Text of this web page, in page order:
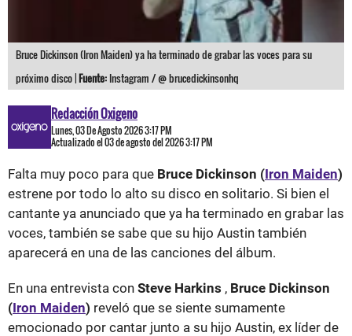
Bruce Dickinson (Iron Maiden) ya ha terminado de grabar las voces para su
próximo disco |Fuente: Instagram / @ brucedickinsonhq
Redacción Oxigeno
Lunes, 03 De Agosto 2026 3:17 PM
Actualizado el 03 de agosto del 2026 3:17 PM
Falta muy poco para que Bruce Dickinson (Iron Maiden)
estrene por todo lo alto su disco en solitario. Si bien el
cantante ya anunciado que ya ha terminado en grabar las
voces, también se sabe que su hijo Austin también
aparecerá en una de las canciones del álbum.
En una entrevista con Steve Harkins , Bruce Dickinson
(Iron Maiden) reveló que se siente sumamente
emocionado por cantar junto a su hijo Austin, ex líder de